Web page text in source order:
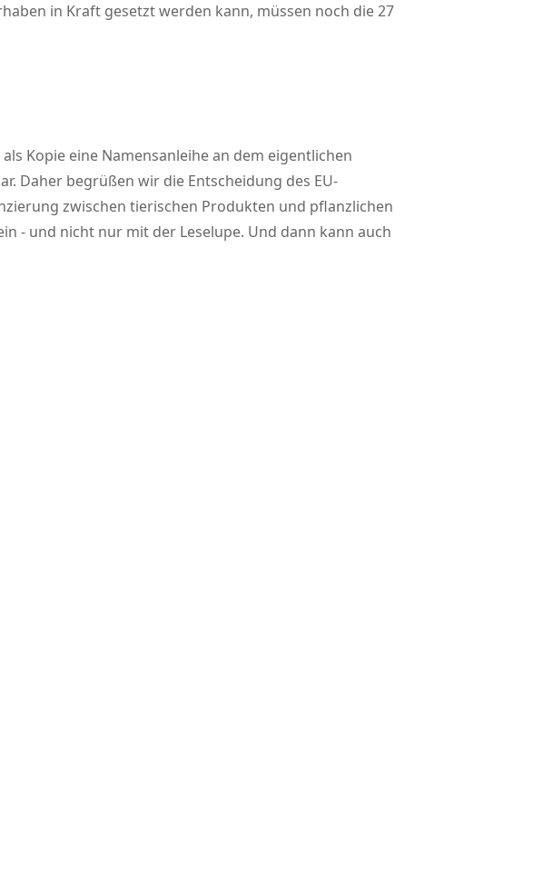
in Kraft gesetzt werden kann, müssen noch die 27
Kopie eine Namensanleihe an dem eigentlichen
Daher begrüßen wir die Entscheidung des EU-
zwischen tierischen Produkten und pflanzlichen
- und nicht nur mit der Leselupe. Und dann kann auch